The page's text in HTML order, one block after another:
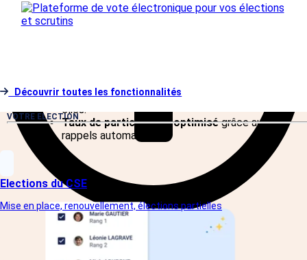
Découvrir toutes les fonctionnalités
VOTRE ELECTION
Elections du CSE
Mise en place, renouvellement, élections partielles
People Vox garantit une
Parcours fluidepour voter en quelques
clics.
Taux de participation optimiségrâce aux
rappels automatisés.